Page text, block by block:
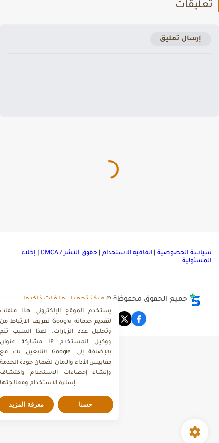
إرسال تعليق
الخصوصية|اتفاقية الاستخدام|حقوق النشر / DMCA |إخلاء
جميع الحقوق محفوظة © مركز تحميل ملفات ذاكرولي
يستخدم الموقع الإلكتروني هذا ملفات
تعريف الارتباط من Google لتقديم خدماته
وتحليل عدد الزيارات. لهذا السبب تتم
مشاركة عنوان IP ووكيل المستخدم
التابعين لك مع Google بالإضافة إلى
مقاييس الأداء والأمان لضمان جودة الخدمة
وإنشاء إحصاءات الاستخدام واكتشاف
معرفة المزيد حسنا